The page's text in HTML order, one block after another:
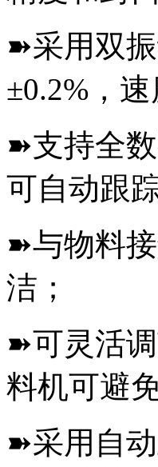
➽采用双
±0.2%，
➽支持全
可自动跟
➽与物料
洁；
➽可灵活
料机可避
➽采用自